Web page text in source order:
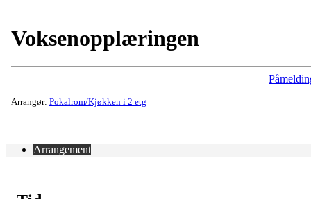
Voksenopplæringen
Arrangør: Pokalrom/Kjøkken i 2 etg
Arrangement